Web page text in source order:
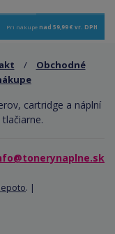
Pri nákupe nad 59,99 € vr. DPH
/
Obchodné
cartridge a náplní
. |